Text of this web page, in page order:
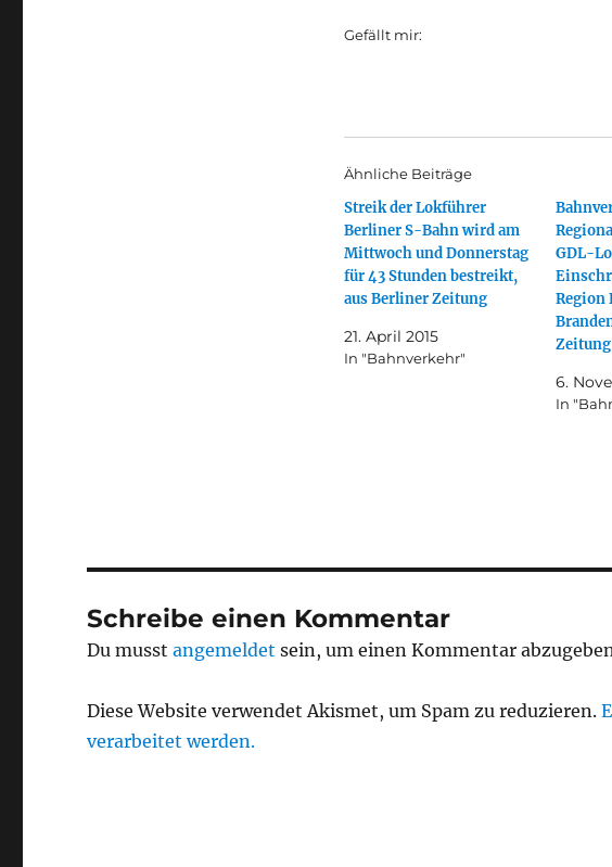
Gefällt mir:
Ähnliche Beiträge
Streik der Lokführer
Berliner S-Bahn wird am
Mittwoch und Donnerstag
für 43 Stunden bestreikt,
aus Berliner Zeitung
21. April 2015
In "Bahnverkehr"
GDL-
Region
Zeitung
6.
In
Schreibe einen Kommentar
Du musstangemeldet sein, um einen Kommentar
Diese Website verwendet Akismet, um Spam zu reduzieren.
verarbeitet werden.